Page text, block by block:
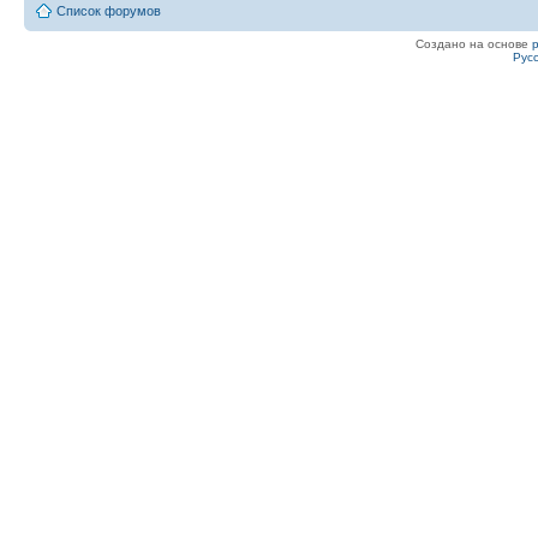
Список форумов
Создано на основе